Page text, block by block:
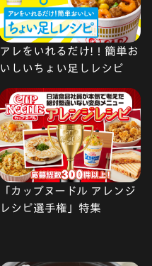
アレをいれるだけ!！簡単お
いしいちょい足しレシピ
「カップヌードル アレンジ
レシピ選手権」特集